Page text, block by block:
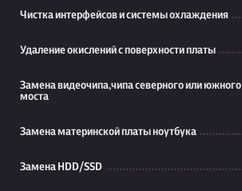
Чистка интерфейсов и системы охлаждения
Удаление окислений с поверхности платы
Замена видеочипа,чипа северного или южного
моста
Замена материнской платы ноутбука
Замена HDD/SSD